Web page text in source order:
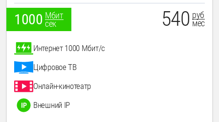
1000 Мбит
сек
540 руб
мес
Интернет 1000 Мбит/с
Цифровое ТВ
Онлайн-кинотеатр
Внешний IP